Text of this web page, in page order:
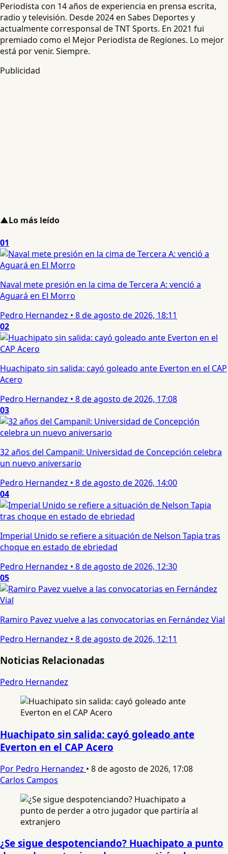
Periodista con 14 años de experiencia en prensa escrita,
radio y televisión. Desde 2024 en Sabes Deportes y
actualmente corresponsal de TNT Sports. En 2021 fui
premiado como el Mejor Periodista de Regiones. Lo mejor
está por venir. Siempre.
Publicidad
▲Lo más leído
01
Naval mete presión en la cima de Tercera A: venció a
Aguará en El Morro
Pedro Hernandez • 8 de agosto de 2026, 18:11
02
Huachipato sin salida: cayó goleado ante Everton en el CAP
Acero
Pedro Hernandez • 8 de agosto de 2026, 17:08
03
32 años del Campanil: Universidad de Concepción celebra
un nuevo aniversario
Pedro Hernandez • 8 de agosto de 2026, 14:00
04
Imperial Unido se refiere a situación de Nelson Tapia tras
choque en estado de ebriedad
Pedro Hernandez • 8 de agosto de 2026, 12:30
05
Ramiro Pavez vuelve a las convocatorias en Fernández Vial
Pedro Hernandez • 8 de agosto de 2026, 12:11
Noticias Relacionadas
Pedro Hernandez
Huachipato sin salida: cayó goleado ante
Everton en el CAP Acero
Por Pedro Hernandez • 8 de agosto de 2026, 17:08
Carlos Campos
¿Se sigue despotenciando? Huachipato a punto